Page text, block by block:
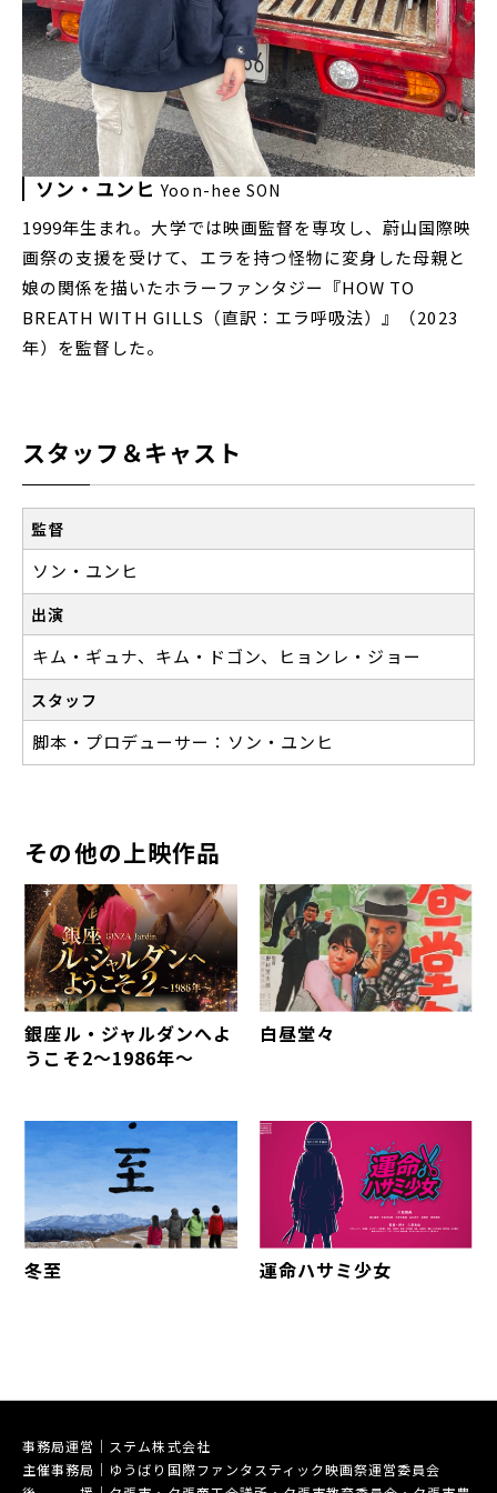
ソン・ユンヒYoon-hee SON
1999年生まれ。大学では映画監督を専攻し、蔚山国際映
画祭の支援を受けて、エラを持つ怪物に変身した母親と
娘の関係を描いたホラーファンタジー『HOW TO
BREATH WITH GILLS（直訳：エラ呼吸法）』（2023
年）を監督した。
スタッフ＆キャスト
監督
ソン・ユンヒ
出演
キム・ギュナ、キム・ドゴン、ヒョンレ・ジョー
スタッフ
脚本・プロデューサー：ソン・ユンヒ
その他の上映作品
銀座ル・ジャルダンへよ
うこそ2～1986年～
白昼堂々
冬至 運命ハサミ少女
事務局運営｜ステム株式会社
主催事務局｜ゆうばり国際ファンタスティック映画祭運営委員会